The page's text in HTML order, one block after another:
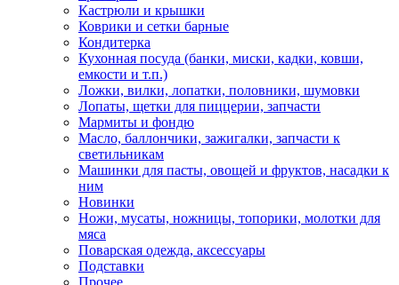
Кастрюли и крышки
Коврики и сетки барные
Кондитерка
Кухонная посуда (банки, миски, кадки, ковши,
емкости и т.п.)
Ложки, вилки, лопатки, половники, шумовки
Лопаты, щетки для пиццерии, запчасти
Мармиты и фондю
Масло, баллончики, зажигалки, запчасти к
светильникам
Машинки для пасты, овощей и фруктов, насадки к
ним
Новинки
Ножи, мусаты, ножницы, топорики, молотки для
мяса
Поварская одежда, аксессуары
Подставки
Прочее